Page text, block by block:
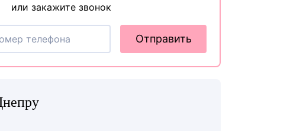
или закажите звонок
Отправить